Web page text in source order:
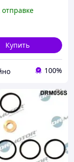
(кільце)
отправке
Купить
100%